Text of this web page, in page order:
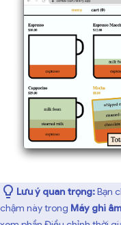
Lưu ý quan trọng:Bạn
chậm này trong Máy ghi âm